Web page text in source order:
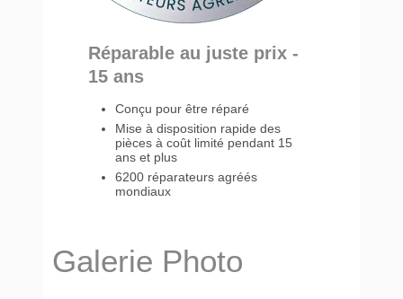
Réparable au juste prix -
15 ans
Conçu pour être réparé
Mise à disposition rapide des
pièces à coût limité pendant 15
ans et plus
6200 réparateurs agréés
mondiaux
Galerie Photo